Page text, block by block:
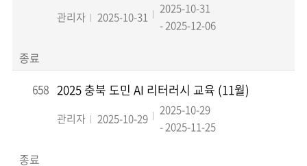
관리자 2025-10-31
2025-10-31
- 2025-12-06
종료
658 2025 충북 도민 AI 리터러시 교육 (11월)
관리자 2025-10-29
2025-10-29
- 2025-11-25
종료